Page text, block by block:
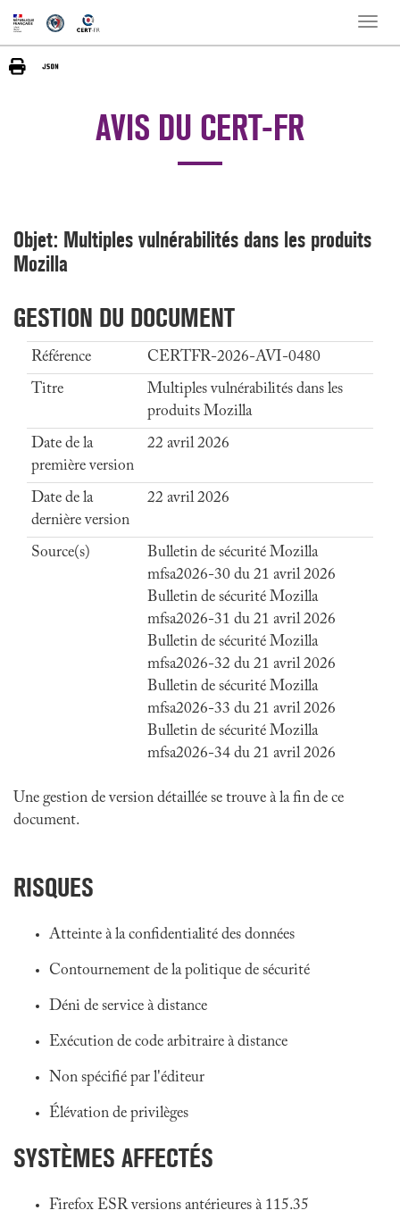
Toggle
AVIS DU CERT-FR
Objet: Multiples vulnérabilités dans les produits
Mozilla
GESTION DU DOCUMENT
Référence
CERTFR-2026-AVI-0480
Titre
Multiples vulnérabilités dans les
produits Mozilla
Date de la
première version
22 avril 2026
Date de la
dernière version
22 avril 2026
Source(s)
Bulletin de sécurité Mozilla
mfsa2026-30 du 21 avril 2026
Bulletin de sécurité Mozilla
mfsa2026-31 du 21 avril 2026
Bulletin de sécurité Mozilla
mfsa2026-32 du 21 avril 2026
Bulletin de sécurité Mozilla
mfsa2026-33 du 21 avril 2026
Bulletin de sécurité Mozilla
mfsa2026-34 du 21 avril 2026
Une gestion de version détaillée se trouve à la fin de ce
document.
RISQUES
Atteinte à la confidentialité des données
Contournement de la politique de sécurité
Déni de service à distance
Exécution de code arbitraire à distance
Non spécifié par l'éditeur
Élévation de privilèges
SYSTÈMES AFFECTÉS
Firefox ESR versions antérieures à 115.35